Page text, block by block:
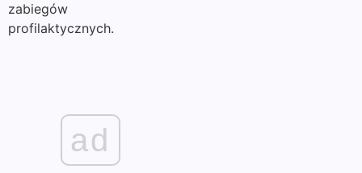
zabiegów
profilaktycznych.
ad